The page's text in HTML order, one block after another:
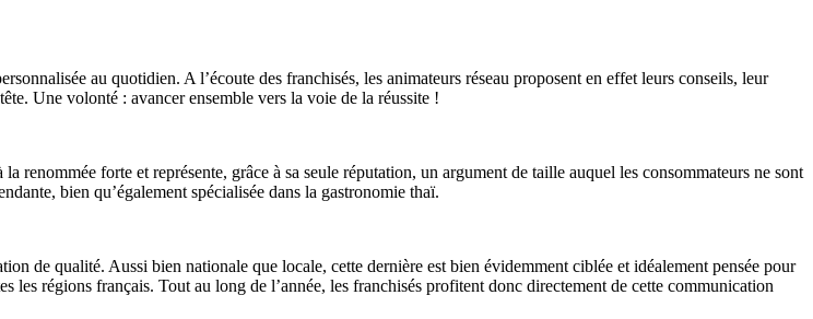
au quotidien. A l’écoute des franchisés, les animateurs réseau proposent en effet leurs conseils, leur
Une volonté : avancer ensemble vers la voie de la réussite !
renommée forte et représente, grâce à sa seule réputation, un argument de taille auquel les consommateurs ne sont
bien qu’également spécialisée dans la gastronomie thaï.
de qualité. Aussi bien nationale que locale, cette dernière est bien évidemment ciblée et idéalement pensée pour
les régions français. Tout au long de l’année, les franchisés profitent donc directement de cette communication